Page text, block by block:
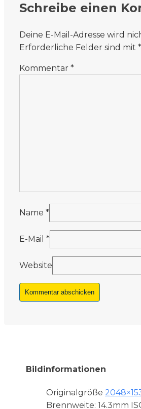
Schreibe einen
Deine E-Mail-Adresse wird
Erforderliche Felder sind mit *
Kommentar *
Name *
E-Mail *
Website
Bildinformationen
Originalgröße
Brennweite: 14.3mm